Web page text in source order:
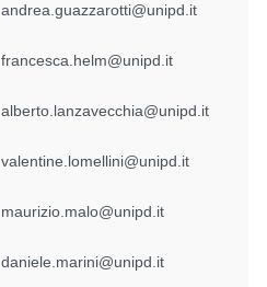
andrea.guazzarotti@unipd.it
francesca.helm@unipd.it
alberto.lanzavecchia@unipd.it
valentine.lomellini@unipd.it
maurizio.malo@unipd.it
daniele.marini@unipd.it